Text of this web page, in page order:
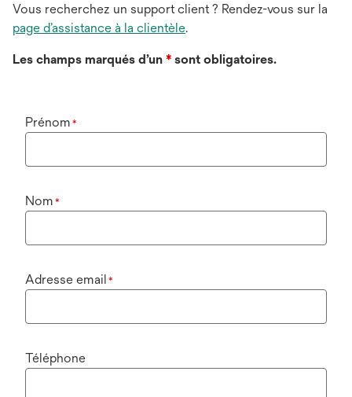
Vous recherchez un support client ? Rendez-vous sur la
page d’assistance à la clientèle.
Les champs marqués d’un * sont obligatoires.
Prénom *
Nom *
Adresse email *
Téléphone